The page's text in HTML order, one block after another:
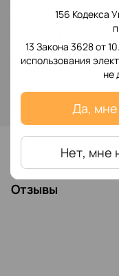
156 Кодекса
13 Закона 3628 от
использования
не
Да, мне
Нет, мне
349 грн
для
Отзывы